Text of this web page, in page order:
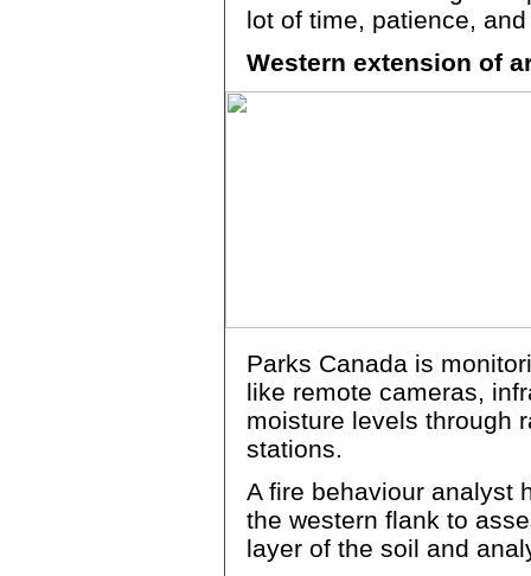
lot of time, patience,
Western extension of
Parks Canada is
like remote cameras,
moisture levels through
stations.
A fire behaviour analyst
the western flank to
layer of the soil and